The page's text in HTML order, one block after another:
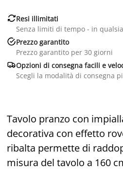
Resi illimitati
Senza limiti di tempo - in
Prezzo garantito
Prezzo garantito per 30 giorni
Opzioni di consegna facili e
Scegli la modalità di consegna
Tavolo pranzo con
decorativa con effetto
ribalta permette di
misura del tavolo a 160